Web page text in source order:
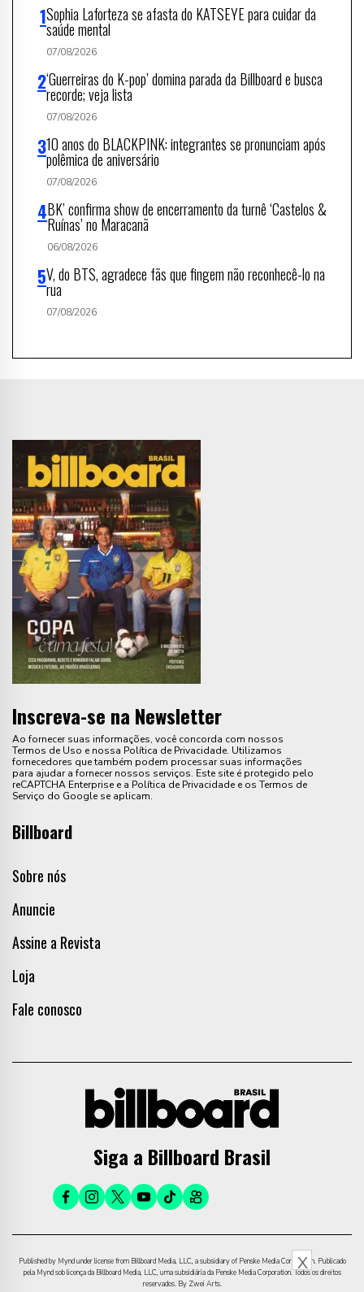
Sophia Laforteza se afasta do KATSEYE para cuidar da
saúde mental
07/08/2026
‘Guerreiras do K-pop’ domina parada da Billboard e busca
recorde; veja lista
07/08/2026
10 anos do BLACKPINK: integrantes se pronunciam após
polêmica de aniversário
07/08/2026
BK’ confirma show de encerramento da turnê ‘Castelos &
Ruínas’ no Maracanã
06/08/2026
V, do BTS, agradece fãs que fingem não reconhecê-lo na
rua
07/08/2026
Inscreva-se na Newsletter
Ao fornecer suas informações, você concorda com nossos
Termos de Uso e nossa Política de Privacidade. Utilizamos
fornecedores que também podem processar suas informações
para ajudar a fornecer nossos serviços. Este site é protegido pelo
reCAPTCHA Enterprise e a Política de Privacidade e os Termos de
Serviço do Google se aplicam.
Billboard
Sobre nós
Anuncie
Assine a Revista
Loja
Fale conosco
Siga a Billboard Brasil
Published by Mynd under license from Billboard Media, LLC, a subsidiary of Penske Media Corporation. Publicado
pela Mynd sob licença da Billboard Media, LLC, uma subsidiária da Penske Media Corporation. Todos os direitos
reservados. By Zwei Arts.
X